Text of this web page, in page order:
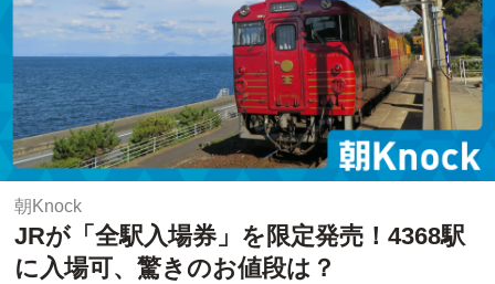
朝Knock
JRが「全駅入場券」を限定発売！4368駅
に入場可、驚きのお値段は？